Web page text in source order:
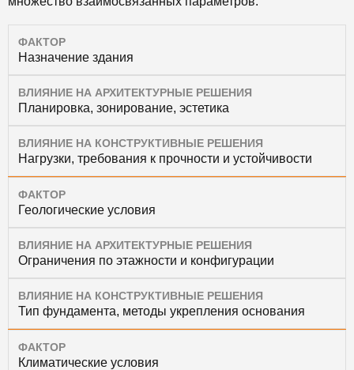
ФАКТОР
Назначение здания
ВЛИЯНИЕ НА АРХИТЕКТУРНЫЕ РЕШЕНИЯ
Планировка, зонирование, эстетика
ВЛИЯНИЕ НА КОНСТРУКТИВНЫЕ РЕШЕНИЯ
Нагрузки, требования к прочности и устойчивости
ФАКТОР
Геологические условия
ВЛИЯНИЕ НА АРХИТЕКТУРНЫЕ РЕШЕНИЯ
Ограничения по этажности и конфигурации
ВЛИЯНИЕ НА КОНСТРУКТИВНЫЕ РЕШЕНИЯ
Тип фундамента, методы укрепления основания
ФАКТОР
Климатические условия